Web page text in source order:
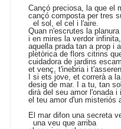
Cançó preciosa, la que el
cançó composta per tres
el sol, el cel i l'aire.
Quan n'escrutes la planura
i en mires la verdor infinita,
aquella prada tan a prop i
pletòrica de flors citrins
cuidadora de jardins
et venç, t'inebria i
I si ets jove, et correrà a
desig de mar. I a tu, tan
dirà del seu amor l'onada i
el teu amor d'un misteriós
El mar difon una secreta
una veu que arriba